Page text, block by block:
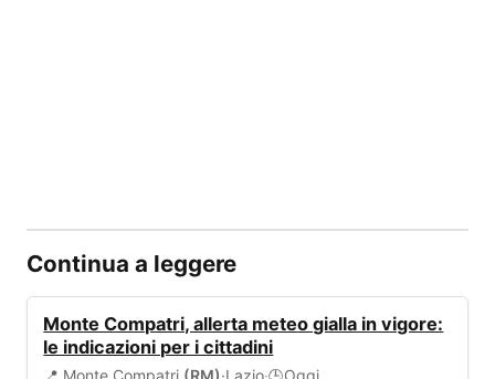
Continua a leggere
Monte Compatri, allerta meteo gialla in vigore:
le indicazioni per i cittadini